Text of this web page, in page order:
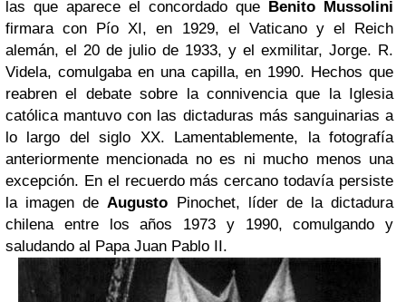
las que aparece el concordado que Benito Mussolini
firmara con Pío XI, en 1929, el Vaticano y el Reich
alemán, el 20 de julio de 1933, y el exmilitar, Jorge. R.
Videla, comulgaba en una capilla, en 1990. Hechos que
reabren el debate sobre la connivencia que la Iglesia
católica mantuvo con las dictaduras más sanguinarias a
lo largo del siglo XX. Lamentablemente, la fotografía
anteriormente mencionada no es ni mucho menos una
excepción. En el recuerdo más cercano todavía persiste
la imagen de Augusto Pinochet, líder de la dictadura
chilena entre los años 1973 y 1990, comulgando y
saludando al Papa Juan Pablo II.